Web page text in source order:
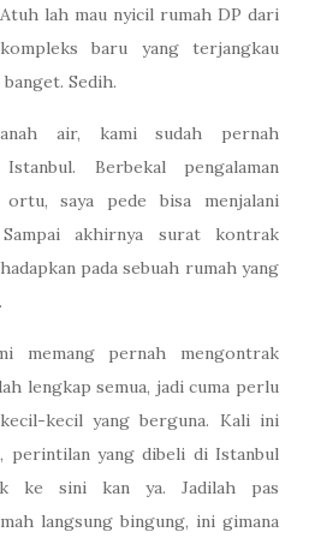
lah mau nyicil rumah DP dari
baru yang terjangkau
Sedih.
air, kami sudah pernah
Berbekal pengalaman
saya pede bisa menjalani
akhirnya surat kontrak
pada sebuah rumah yang
memang pernah mengontrak
lengkap semua, jadi cuma perlu
kecil yang berguna. Kali ini
perintilan yang dibeli di Istanbul
ke sini kan ya. Jadilah pas
langsung bingung, ini gimana